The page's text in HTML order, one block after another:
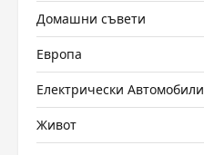
Домашни съвети
Европа
Електрически Автомобили
Живот